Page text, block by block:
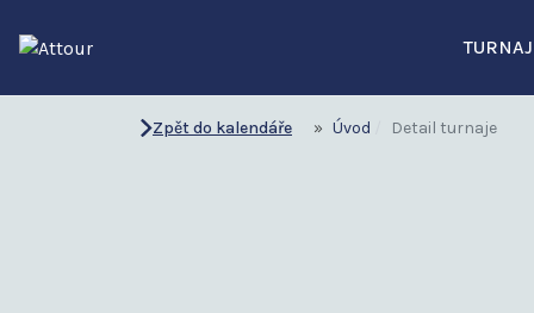
Úvod Detail turnaje
Zpět do kalendáře